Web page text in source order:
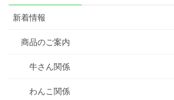
新着情報
商品のご案内
牛さん関係
わんこ関係